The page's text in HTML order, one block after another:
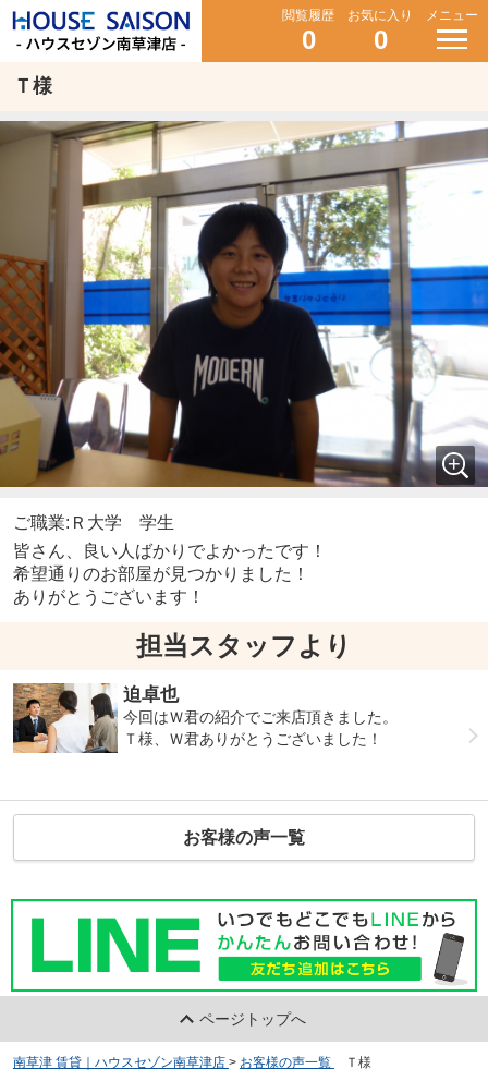
閲覧履歴
0
お気に入り
0
メニュー
Ｔ様
ご職業:Ｒ大学 学生
皆さん、良い人ばかりでよかったです！
希望通りのお部屋が見つかりました！
ありがとうございます！
担当スタッフより
迫卓也
今回はＷ君の紹介でご来店頂きました。
Ｔ様、Ｗ君ありがとうございました！
お客様の声一覧
ページトップへ
南草津 賃貸｜ハウスセゾン南草津店 > お客様の声一覧 Ｔ様